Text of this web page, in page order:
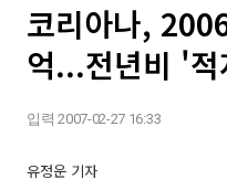
코리아나,
억...전년비 '
입력 2007-02-27 16:33
유정운 기자